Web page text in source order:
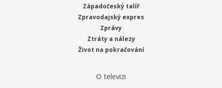
Západočeský talíř
Zpravodajský expres
Zprávy
Ztráty a nálezy
Život na pokračování
O televizi